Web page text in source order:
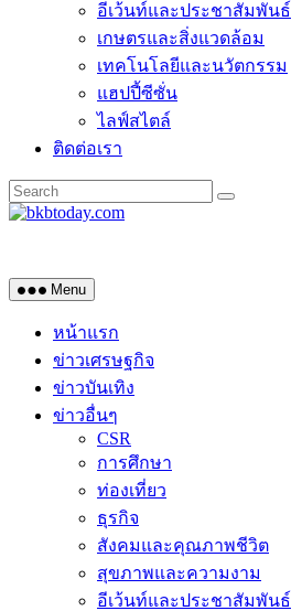
อีเว้นท์และประชาสัมพันธ์
เกษตรและสิ่งแวดล้อม
เทคโนโลยีและนวัตกรรม
แฮปปี้ซีซั่น
ไลฟ์สไตล์
ติดต่อเรา
Menu
หน้าแรก
ข่าวเศรษฐกิจ
ข่าวบันเทิง
ข่าวอื่นๆ
CSR
การศึกษา
ท่องเที่ยว
ธุรกิจ
สังคมและคุณภาพชีวิต
สุขภาพและความงาม
อีเว้นท์และประชาสัมพันธ์